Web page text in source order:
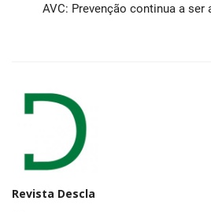
AVC: Prevenção continua a
Revista Descla